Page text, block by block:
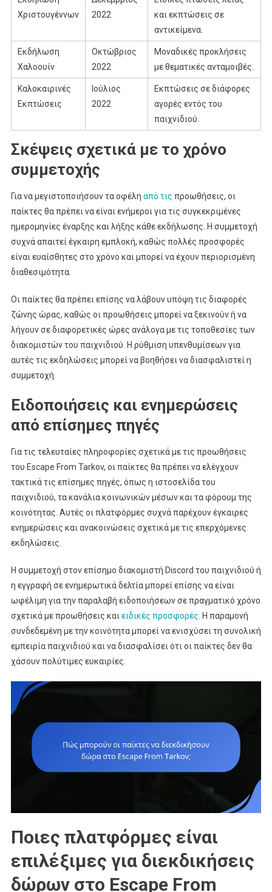
Χριστουγέννων
2022
και εκπτώσεις σε
αντικείμενα.
Εκδήλωση
Χαλοουίν
Οκτώβριος
2022
Μοναδικές προκλήσεις
με θεματικές ανταμοιβές.
Καλοκαιρινές
Εκπτώσεις
Ιούλιος
2022
Εκπτώσεις σε διάφορες
αγορές εντός του
παιχνιδιού.
Σκέψεις σχετικά με το χρόνο
συμμετοχής
Για να μεγιστοποιήσουν τα οφέλη από τις προωθήσεις, οι
παίκτες θα πρέπει να είναι ενήμεροι για τις συγκεκριμένες
ημερομηνίες έναρξης και λήξης κάθε εκδήλωσης. Η συμμετοχή
συχνά απαιτεί έγκαιρη εμπλοκή, καθώς πολλές προσφορές
είναι ευαίσθητες στο χρόνο και μπορεί να έχουν περιορισμένη
διαθεσιμότητα.
Οι παίκτες θα πρέπει επίσης να λάβουν υπόψη τις διαφορές
ζώνης ώρας, καθώς οι προωθήσεις μπορεί να ξεκινούν ή να
λήγουν σε διαφορετικές ώρες ανάλογα με τις τοποθεσίες των
διακομιστών του παιχνιδιού. Η ρύθμιση υπενθυμίσεων για
αυτές τις εκδηλώσεις μπορεί να βοηθήσει να διασφαλιστεί η
συμμετοχή.
Ειδοποιήσεις και ενημερώσεις
από επίσημες πηγές
Για τις τελευταίες πληροφορίες σχετικά με τις προωθήσεις
του Escape From Tarkov, οι παίκτες θα πρέπει να ελέγχουν
τακτικά τις επίσημες πηγές, όπως η ιστοσελίδα του
παιχνιδιού, τα κανάλια κοινωνικών μέσων και τα φόρουμ της
κοινότητας. Αυτές οι πλατφόρμες συχνά παρέχουν έγκαιρες
ενημερώσεις και ανακοινώσεις σχετικά με τις επερχόμενες
εκδηλώσεις.
Η συμμετοχή στον επίσημο διακομιστή Discord του παιχνιδιού ή
η εγγραφή σε ενημερωτικά δελτία μπορεί επίσης να είναι
ωφέλιμη για την παραλαβή ειδοποιήσεων σε πραγματικό χρόνο
σχετικά με προωθήσεις καιειδικές προσφορές. Η παραμονή
συνδεδεμένη με την κοινότητα μπορεί να ενισχύσει τη συνολική
εμπειρία παιχνιδιού και να διασφαλίσει ότι οι παίκτες δεν θα
χάσουν πολύτιμες ευκαιρίες.
Ποιες πλατφόρμες είναι
επιλέξιμες για διεκδικήσεις
δώρων στο Escape From